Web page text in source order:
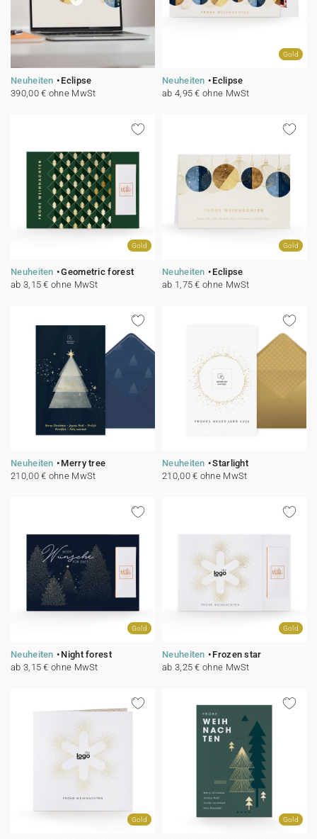
Neuheiten
Eclipse
390,00 € ohne MwSt
Gold
Neuheiten
Eclipse
ab 4,95 € ohne MwSt
Gold
Neuheiten
Geometric forest
ab 3,15 € ohne MwSt
Gold
Neuheiten
Eclipse
ab 1,75 € ohne MwSt
Neuheiten
Merry tree
210,00 € ohne MwSt
Neuheiten
Starlight
210,00 € ohne MwSt
Gold
Neuheiten
Night forest
ab 3,15 € ohne MwSt
Gold
Neuheiten
Frozen star
ab 3,25 € ohne MwSt
Gold Gold